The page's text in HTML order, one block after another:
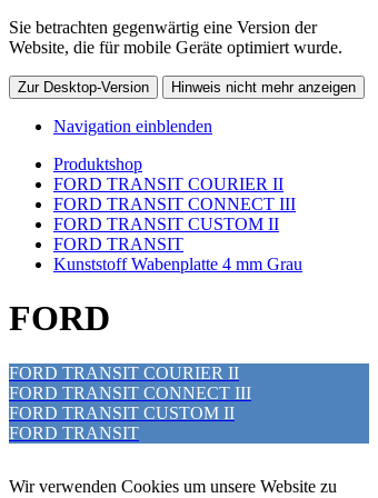
Sie betrachten gegenwärtig eine Version der
Website, die für mobile Geräte optimiert wurde.
Zur Desktop-Version Hinweis nicht mehr anzeigen
Navigation einblenden
Produktshop
FORD TRANSIT COURIER II
FORD TRANSIT CONNECT III
FORD TRANSIT CUSTOM II
FORD TRANSIT
Kunststoff Wabenplatte 4 mm Grau
FORD
FORD TRANSIT COURIER II
FORD TRANSIT CONNECT III
FORD TRANSIT CUSTOM II
FORD TRANSIT
Wir verwenden Cookies um unsere Website zu